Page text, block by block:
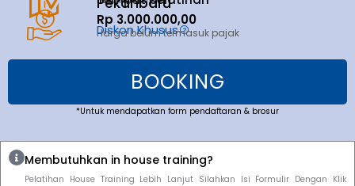
Rp 3.000.000,00
Diskon Khusus
Harga belum termasuk pajak
BOOKING
*Untuk mendapatkan form pendaftaran & brosur
Membutuhkan in house training?
Pelatihan House Training Lebih Lanjut Silahkan Isi Formulir Dengan Klik